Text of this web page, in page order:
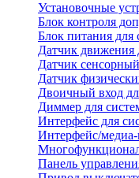
Установочные
Блок контроля
Блок питания
Датчик
Датчик
Датчик
Двоичный вход
Диммер для
Интерфейс для
Интерфейс/
Панель